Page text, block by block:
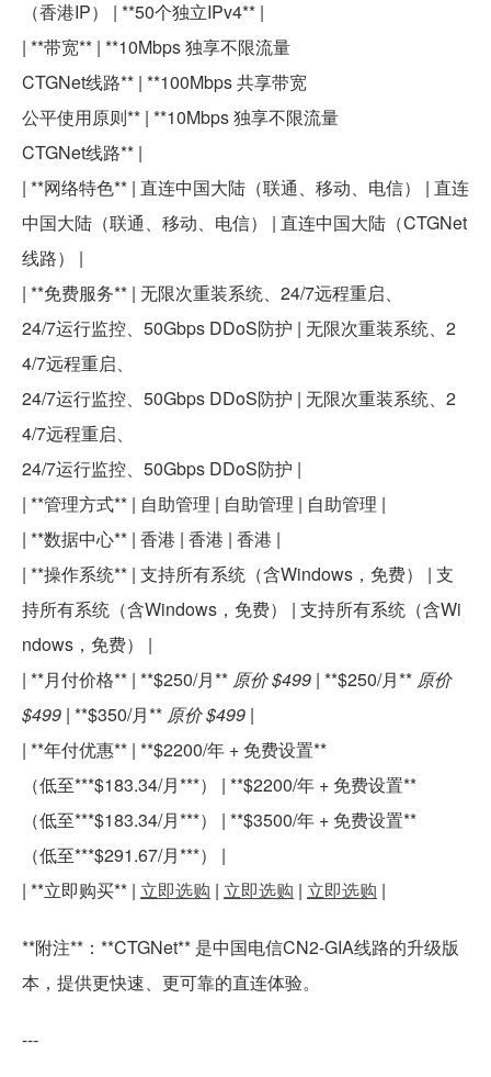
（香港IP） | **50个独立IPv4** |
| **带宽** | **10Mbps 独享不限流量
CTGNet线路** | **100Mbps 共享带宽
公平使用原则** | **10Mbps 独享不限流量
CTGNet线路** |
| **网络特色** | 直连中国大陆（联通、移动、电信） | 直连
中国大陆（联通、移动、电信） | 直连中国大陆（CTGNet
线路） |
| **免费服务** | 无限次重装系统、24/7远程重启、
24/7运行监控、50Gbps DDoS防护 | 无限次重装系统、2
4/7远程重启、
24/7运行监控、50Gbps DDoS防护 | 无限次重装系统、2
4/7远程重启、
24/7运行监控、50Gbps DDoS防护 |
| **管理方式** | 自助管理 | 自助管理 | 自助管理 |
| **数据中心** | 香港 | 香港 | 香港 |
| **操作系统** | 支持所有系统（含Windows，免费） | 支
持所有系统（含Windows，免费） | 支持所有系统（含Wi
ndows，免费） |
| **月付价格** | **$250/月** 原价 $499 | **$250/月** 原价
$499 | **$350/月** 原价 $499 |
| **年付优惠** | **$2200/年 + 免费设置**
（低至***$183.34/月***） | **$2200/年 + 免费设置**
（低至***$183.34/月***） | **$3500/年 + 免费设置**
（低至***$291.67/月***） |
| **立即购买** | 立即选购 | 立即选购 | 立即选购 |
**附注**：**CTGNet** 是中国电信CN2-GIA线路的升级版
本，提供更快速、更可靠的直连体验。
---